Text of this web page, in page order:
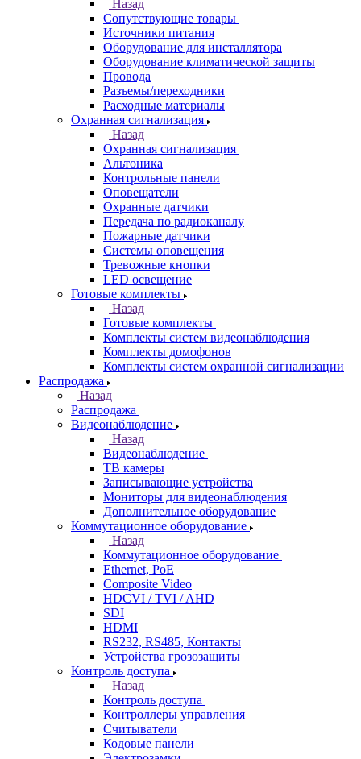
Назад
Сопутствующие товары
Источники питания
Оборудование для инсталлятора
Оборудование климатической защиты
Провода
Разъемы/переходники
Расходные материалы
Охранная сигнализация
Назад
Охранная сигнализация
Альтоника
Контрольные панели
Оповещатели
Охранные датчики
Передача по радиоканалу
Пожарные датчики
Системы оповещения
Тревожные кнопки
LED освещение
Готовые комплекты
Назад
Готовые комплекты
Комплекты систем видеонаблюдения
Комплекты домофонов
Комплекты систем охранной сигнализации
Распродажа
Назад
Распродажа
Видеонаблюдение
Назад
Видеонаблюдение
ТВ камеры
Записывающие устройства
Мониторы для видеонаблюдения
Дополнительное оборудование
Коммутационное оборудование
Назад
Коммутационное оборудование
Ethernet, PoE
Composite Video
HDCVI / TVI / AHD
SDI
HDMI
RS232, RS485, Контакты
Устройства грозозащиты
Контроль доступа
Назад
Контроль доступа
Контроллеры управления
Считыватели
Кодовые панели